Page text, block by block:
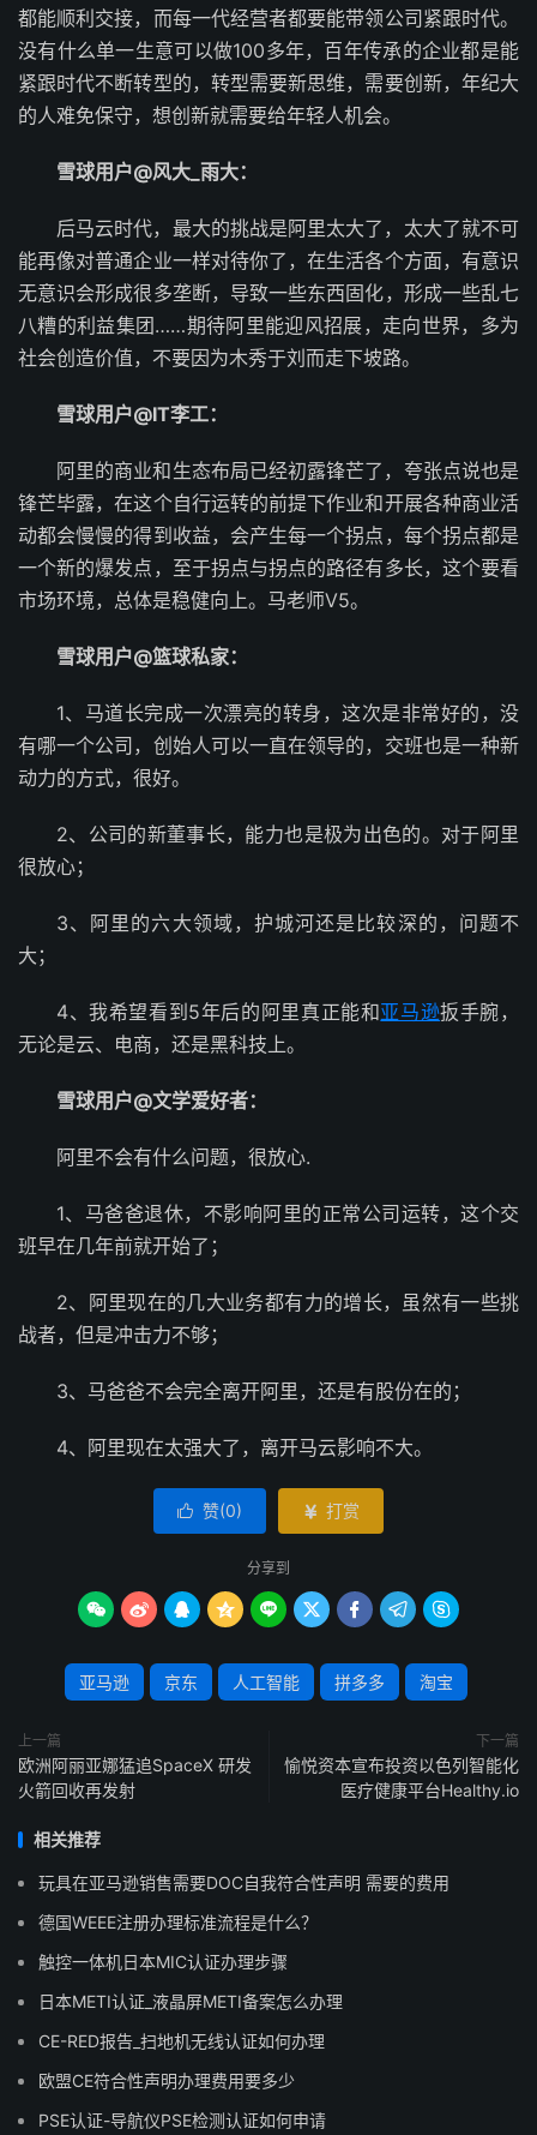
都能顺利交接，而每一代经营者都要能带领公司紧跟时代。
没有什么单一生意可以做100多年，百年传承的企业都是能
紧跟时代不断转型的，转型需要新思维，需要创新，年纪大
的人难免保守，想创新就需要给年轻人机会。
雪球用户@风大_雨大：
后马云时代，最大的挑战是阿里太大了，太大了就不可
能再像对普通企业一样对待你了，在生活各个方面，有意识
无意识会形成很多垄断，导致一些东西固化，形成一些乱七
八糟的利益集团……期待阿里能迎风招展，走向世界，多为
社会创造价值，不要因为木秀于刘而走下坡路。
雪球用户@IT李工：
阿里的商业和生态布局已经初露锋芒了，夸张点说也是
锋芒毕露，在这个自行运转的前提下作业和开展各种商业活
动都会慢慢的得到收益，会产生每一个拐点，每个拐点都是
一个新的爆发点，至于拐点与拐点的路径有多长，这个要看
市场环境，总体是稳健向上。马老师V5。
雪球用户@篮球私家：
1、马道长完成一次漂亮的转身，这次是非常好的，没
有哪一个公司，创始人可以一直在领导的，交班也是一种新
动力的方式，很好。
2、公司的新董事长，能力也是极为出色的。对于阿里
很放心；
3、阿里的六大领域，护城河还是比较深的，问题不
大；
4、我希望看到5年后的阿里真正能和亚马逊扳手腕，
无论是云、电商，还是黑科技上。
雪球用户@文学爱好者：
阿里不会有什么问题，很放心.
1、马爸爸退休，不影响阿里的正常公司运转，这个交
班早在几年前就开始了；
2、阿里现在的几大业务都有力的增长，虽然有一些挑
战者，但是冲击力不够；
3、马爸爸不会完全离开阿里，还是有股份在的；
4、阿里现在太强大了，离开马云影响不大。
 赞(0)  打赏
分享到
        
亚马逊 京东 人工智能 拼多多 淘宝
上一篇
欧洲阿丽亚娜猛追SpaceX 研发
火箭回收再发射
下一篇
愉悦资本宣布投资以色列智能化
医疗健康平台Healthy.io
相关推荐
玩具在亚马逊销售需要DOC自我符合性声明 需要的费用
德国WEEE注册办理标准流程是什么？
触控一体机日本MIC认证办理步骤
日本METI认证_液晶屏METI备案怎么办理
CE-RED报告_扫地机无线认证如何办理
欧盟CE符合性声明办理费用要多少
PSE认证-导航仪PSE检测认证如何申请